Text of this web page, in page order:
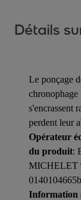
Détails
Le ponçage
chronophage
s'encrassent
perdent leur
Opérateur
du produit:
MICHELET
Information